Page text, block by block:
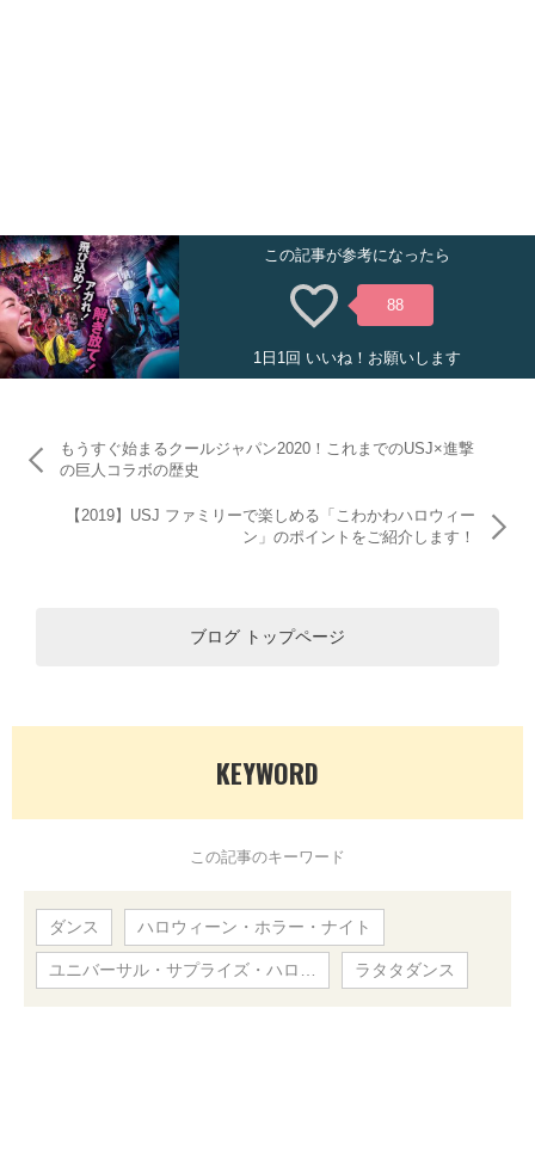
この記事が参考になったら
88
1日1回 いいね！お願いします
もうすぐ始まるクールジャパン2020！これまでのUSJ×進撃
の巨人コラボの歴史
【2019】USJ ファミリーで楽しめる「こわかわハロウィー
ン」のポイントをご紹介します！
ブログ トップページ
KEYWORD
この記事のキーワード
ダンス ハロウィーン・ホラー・ナイト
ユニバーサル・サプライズ・ハロ… ラタタダンス